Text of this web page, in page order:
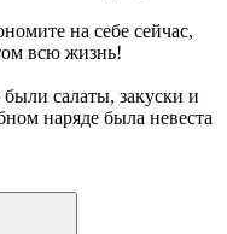
на себе сейчас,
всю жизнь!
салаты, закуски и
наряде была невеста